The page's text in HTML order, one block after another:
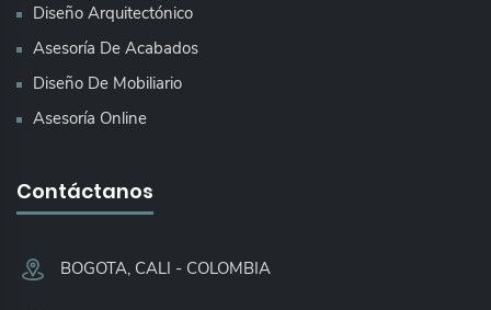
Diseño Arquitectónico
Asesoría De Acabados
Diseño De Mobiliario
Asesoría Online
Contáctanos
BOGOTA, CALI - COLOMBIA​